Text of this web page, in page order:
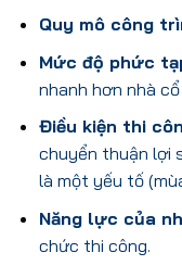
Quy mô công
Mức độ phức
nhanh hơn nhà
Điều kiện thi
chuyển thuận lợi
là một yếu tố
Năng lực của
chức thi công.